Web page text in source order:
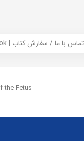
Contact Us / Order Book | تماس با ما / سفارش کتاب
the Fetus